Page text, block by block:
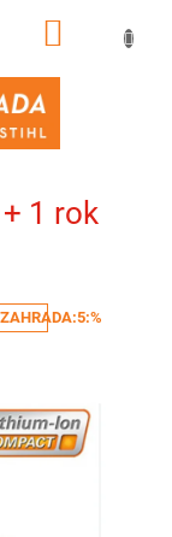
NÁKUPNÍ
+ 1 rok